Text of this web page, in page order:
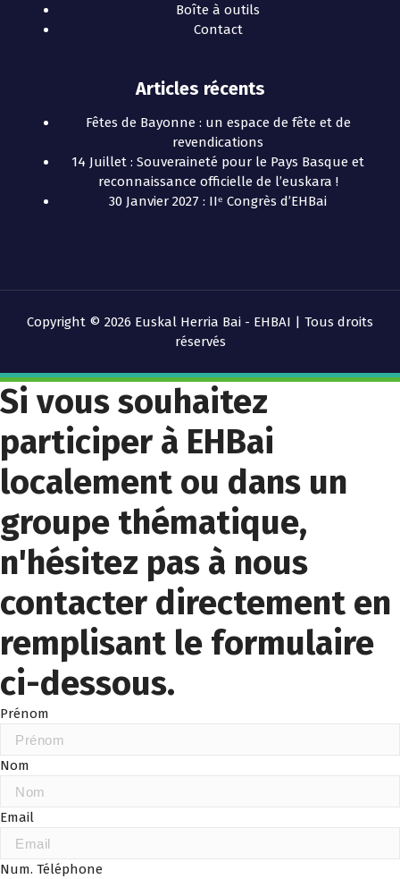
Boîte à outils
Contact
Articles récents
Fêtes de Bayonne : un espace de fête et de
revendications
14 Juillet : Souveraineté pour le Pays Basque et
reconnaissance officielle de l’euskara !
30 Janvier 2027 : IIᵉ Congrès d’EHBai
Copyright © 2026 Euskal Herria Bai - EHBAI | Tous droits
réservés
Si vous souhaitez
participer à EHBai
localement ou dans un
groupe thématique,
n'hésitez pas à nous
contacter directement en
remplisant le formulaire
ci-dessous.
Prénom
Nom
Email
Num. Téléphone